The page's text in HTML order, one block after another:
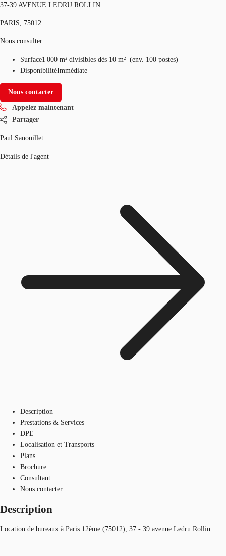
37-39 AVENUE LEDRU ROLLIN
PARIS, 75012
Nous consulter
Surface1 000 m² divisibles dès 10 m² (env. 100 postes)
DisponibilitéImmédiate
Nous contacter
Appelez maintenant
Partager
Paul Sanouillet
Détails de l'agent
Description
Prestations & Services
DPE
Localisation et Transports
Plans
Brochure
Consultant
Nous contacter
Description
Location de bureaux à Paris 12ème (75012), 37 - 39 avenue Ledru Rollin.